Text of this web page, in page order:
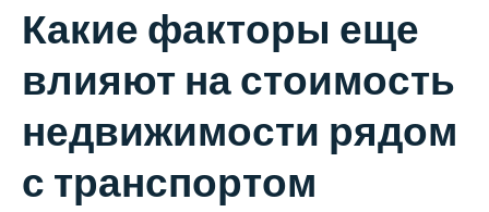
Какие факторы еще
влияют на стоимость
недвижимости рядом
с транспортом